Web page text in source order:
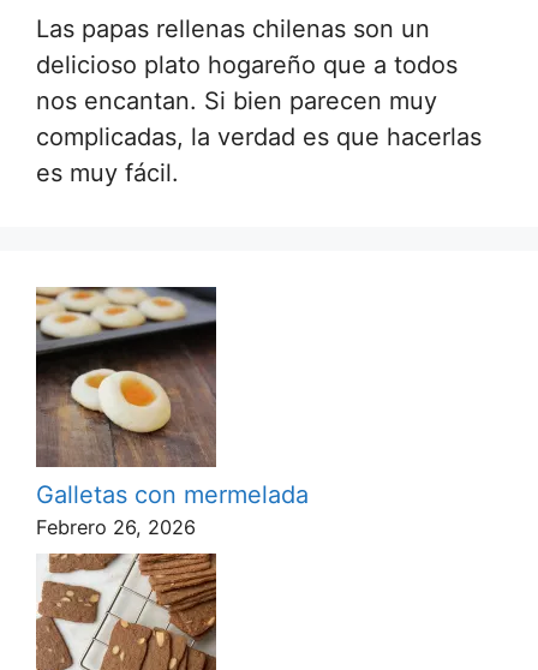
Las papas rellenas chilenas son un
delicioso plato hogareño que a todos
nos encantan. Si bien parecen muy
complicadas, la verdad es que hacerlas
es muy fácil.
Galletas con mermelada
Febrero 26, 2026